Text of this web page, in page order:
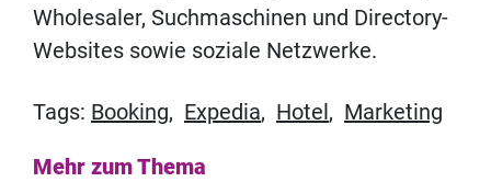
Wholesaler, Suchmaschinen und Directory-
Websites sowie soziale Netzwerke.
Tags: Booking, Expedia, Hotel , Marketing
Mehr zum Thema